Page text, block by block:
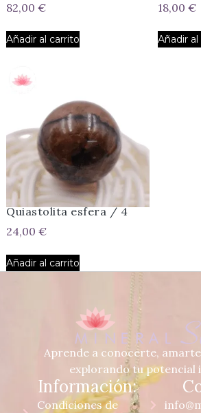
82,00 €
Añadir al carrito
18,00 €
Añadir
Quiastolita esfera / 4
24,00 €
Añadir al carrito
Aprende a conocerte,
explorando tu potencial
Información:
Condiciones de